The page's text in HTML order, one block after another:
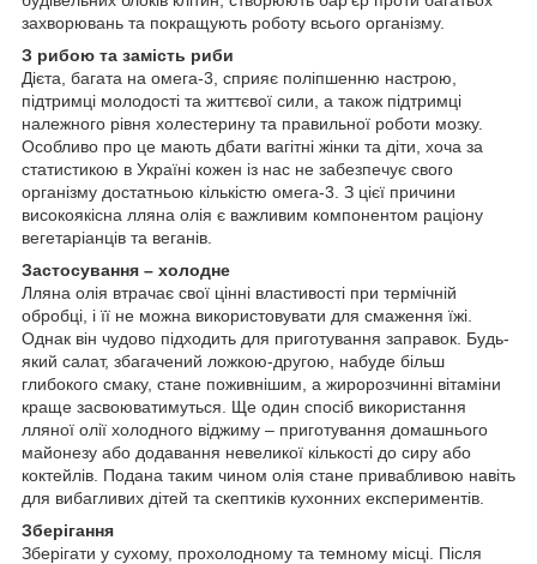
захворювань та покращують роботу всього організму.
З рибою та замість риби
Дієта, багата на омега-3, сприяє поліпшенню настрою,
підтримці молодості та життєвої сили, а також підтримці
належного рівня холестерину та правильної роботи мозку.
Особливо про це мають дбати вагітні жінки та діти, хоча за
статистикою в Україні кожен із нас не забезпечує свого
організму достатньою кількістю омега-3. З цієї причини
високоякісна лляна олія є важливим компонентом раціону
вегетаріанців та веганів.
Застосування – холодне
Лляна олія втрачає свої цінні властивості при термічній
обробці, і її не можна використовувати для смаження їжі.
Однак він чудово підходить для приготування заправок. Будь-
який салат, збагачений ложкою-другою, набуде більш
глибокого смаку, стане поживнішим, а жиророзчинні вітаміни
краще засвоюватимуться. Ще один спосіб використання
лляної олії холодного віджиму – приготування домашнього
майонезу або додавання невеликої кількості до сиру або
коктейлів. Подана таким чином олія стане привабливою навіть
для вибагливих дітей та скептиків кухонних експериментів.
Зберігання
Зберігати у сухому, прохолодному та темному місці. Після